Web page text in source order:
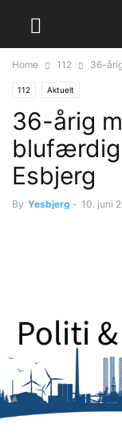
Home 112 36-
112 Aktuelt
36-årig
Esbjerg
By Yesbjerg - 10. juni